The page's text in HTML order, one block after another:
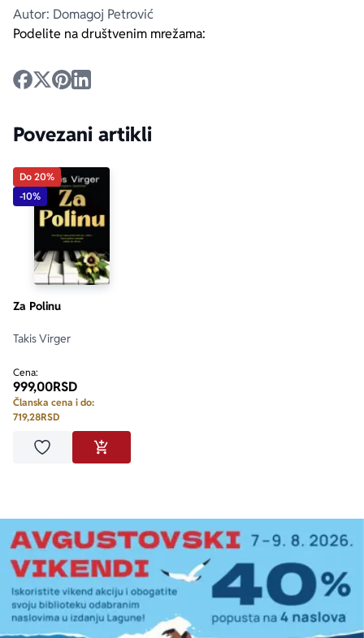
Autor: Domagoj Petrović
Podelite na društvenim mrežama:
Povezani artikli
Do 20%
-10%
Za Polinu
Takis Virger
Cena:
999,00RSD
Članska cena i do:
719,28RSD
Dodaj u omiljeneDODAJ U KORPU